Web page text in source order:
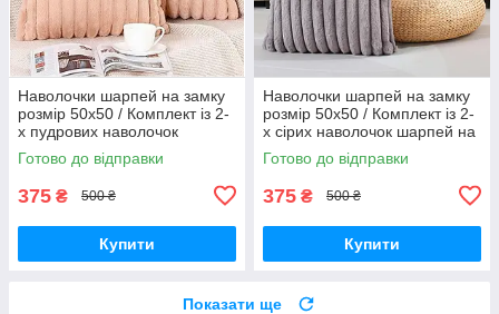
Наволочки шарпей на замку
розмір 50х50 / Комплект із 2-
х пудрових наволочок
шарпей на замку розмір
50х50 см.
Готово до відправки
375 ₴ 500 ₴
Купити
Наволочки шарпей на замку
розмір 50х50 / Комплект із 2-
х сірих наволочок шарпей на
замку розмір 50х50 см.
Готово до відправки
375 ₴ 500 ₴
Купити
Показати ще